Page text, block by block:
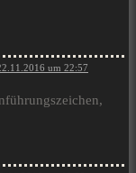
um 22:57